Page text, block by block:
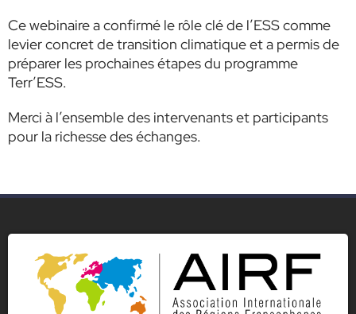
Ce webinaire a confirmé le rôle clé de l’ESS comme
levier concret de transition climatique et a permis de
préparer les prochaines étapes du programme
Terr’ESS.
Merci à l’ensemble des intervenants et participants
pour la richesse des échanges.